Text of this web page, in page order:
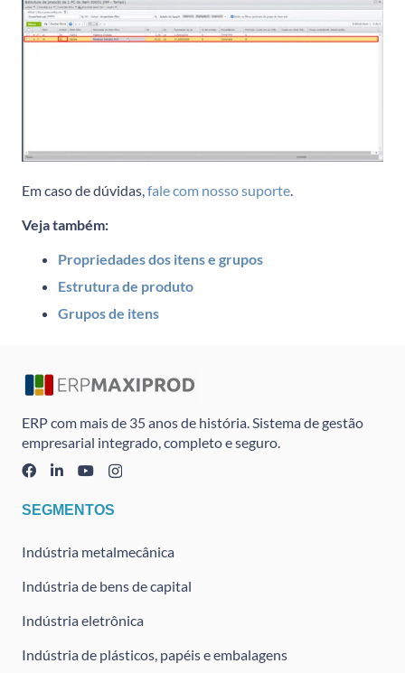
Em caso de dúvidas,fale com nosso suporte.
Veja também:
Propriedades dos itens e grupos
Estrutura de produto
Grupos de itens
ERP com mais de 35 anos de história. Sistema de gestão
empresarial integrado, completo e seguro.
SEGMENTOS
Indústria metalmecânica
Indústria de bens de capital
Indústria eletrônica
Indústria de plásticos, papéis e embalagens